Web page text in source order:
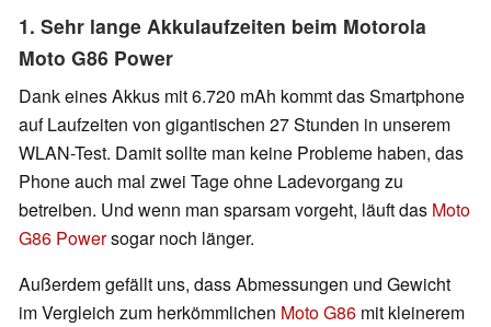
1. Sehr lange Akkulaufzeiten beim Motorola
Moto G86 Power
Dank eines Akkus mit 6.720 mAh kommt das Smartphone
auf Laufzeiten von gigantischen 27 Stunden in unserem
WLAN-Test. Damit sollte man keine Probleme haben, das
Phone auch mal zwei Tage ohne Ladevorgang zu
betreiben. Und wenn man sparsam vorgeht, läuft das Moto
G86 Powersogar noch länger.
Außerdem gefällt uns, dass Abmessungen und Gewicht
im Vergleich zum herkömmlichen Moto G86 mit kleinerem